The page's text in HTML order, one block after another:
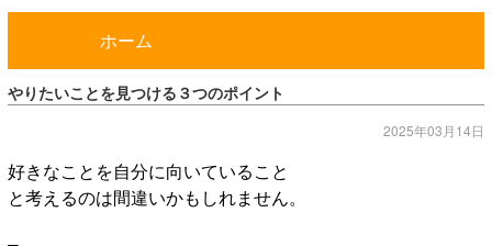
ホーム
やりたいことを見つける３つのポイント
2025年03月14日
好きなことを自分に向いていること
と考えるのは間違いかもしれません。